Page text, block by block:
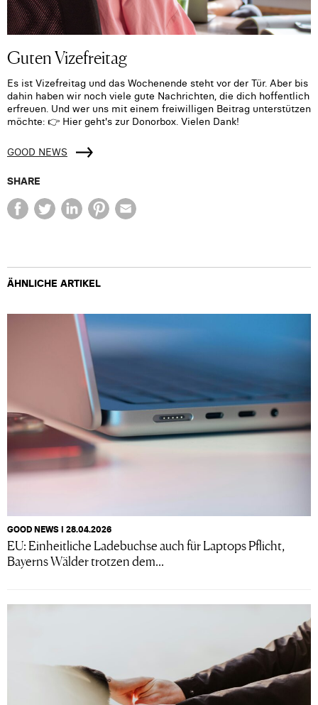
Guten Vizefreitag
Es ist Vizefreitag und das Wochenende steht vor der Tür. Aber bis
dahin haben wir noch viele gute Nachrichten, die dich hoffentlich
erfreuen. Und wer uns mit einem freiwilligen Beitrag unterstützen
möchte: 👉 Hier geht's zur Donorbox. Vielen Dank!
GOOD NEWS
SHARE
ÄHNLICHE ARTIKEL
GOOD NEWS I 28.04.2026
EU: Einheitliche Ladebuchse auch für Laptops Pflicht,
Bayerns Wälder trotzen dem...